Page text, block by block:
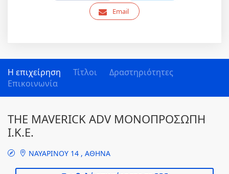
Email
Η επιχείρηση Τίτλοι
Δραστηριότητες
Επικοινωνία
THE MAVERICK ADV ΜΟΝΟΠΡΟΣΩΠΗ
Ι.Κ.Ε.
ΝΑΥΑΡΙΝΟΥ 14 , ΑΘΗΝΑ